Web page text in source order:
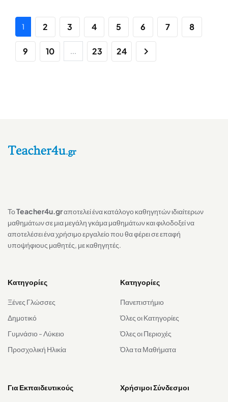
1 2 3 4 5 6 7 8
9 10 ... 23 24
ΤοTeacher4u.grαποτελεί ένα κατάλογο καθηγητών ιδιαίτερων
μαθημάτων σε μια μεγάλη γκάμα μαθημάτων και φιλοδοξεί να
αποτελέσει ένα χρήσιμο εργαλείο που θα φέρει σε επαφή
υποψήφιους μαθητές, με καθηγητές.
Κατηγορίες
Ξένες Γλώσσες
Δημοτικό
Γυμνάσιο - Λύκειο
Προσχολική Ηλικία
Κατηγορίες
Πανεπιστήμιο
Όλες οι Κατηγορίες
Όλες οι Περιοχές
Όλα τα Μαθήματα
Για Εκπαιδευτικούς Χρήσιμοι Σύνδεσμοι